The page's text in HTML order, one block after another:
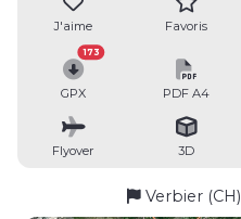
J'aime Favoris
GPX
173
PDF A4
Flyover 3D
Verbier (CH)